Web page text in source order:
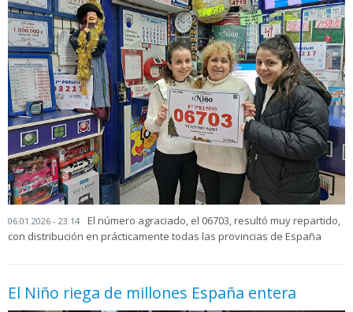
06.01.2026 - 23:14
El número agraciado, el 06703, resultó muy repartido,
con distribución en prácticamente todas las provincias de España
El Niño riega de millones España entera